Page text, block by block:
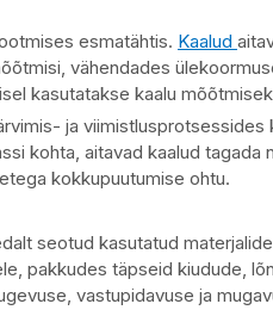
esmatähtis. Kaalud
vähendades
kasutatakse kaalu
ja
kohta, aitavad kaalud tagada
kokkupuutumise ohtu.
seotud kasutatud
pakkudes täpseid kiudude,
vastupidavuse ja